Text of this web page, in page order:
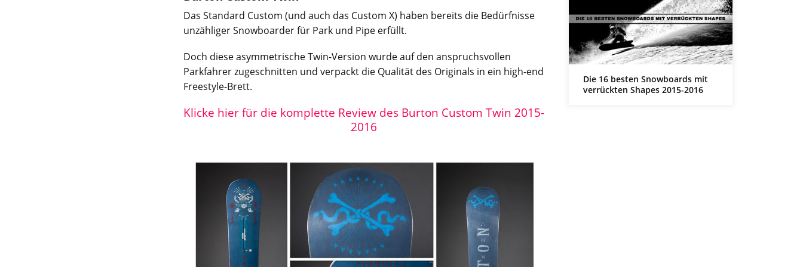
Das Standard Custom (und auch das Custom X) haben bereits die Bedürfnisse
unzähliger Snowboarder für Park und Pipe erfüllt.
Doch diese asymmetrische Twin-Version wurde auf den anspruchsvollen
Parkfahrer zugeschnitten und verpackt die Qualität des Originals in ein high-end
Freestyle-Brett.
Klicke hier für die komplette Review des Burton Custom Twin 2015-
2016
Die 16 besten Snowboards mit
verrückten Shapes 2015-2016